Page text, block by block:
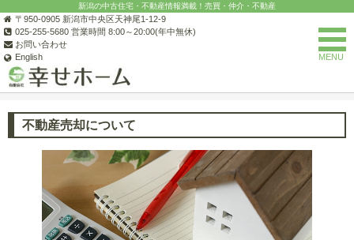
新潟の中古住宅・不動産情報満載！売買・仲介・不動産
〒950-0905 新潟市中央区天神尾1-12-9
025-255-5680 営業時間 8:00～20:00(年中無休)
お問い合わせ
English
MENU
新潟の不動産なら(有)幸せホーム
不動産売却について